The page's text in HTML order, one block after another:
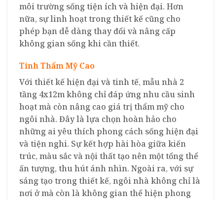
môi trường sống tiện ích và hiện đại. Hơn
nữa, sự linh hoạt trong thiết kế cũng cho
phép bạn dễ dàng thay đổi và nâng cấp
không gian sống khi cần thiết.
Tính Thẩm Mỹ Cao
Với thiết kế hiện đại và tinh tế, mẫu nhà 2
tầng 4x12m không chỉ đáp ứng nhu cầu sinh
hoạt mà còn nâng cao giá trị thẩm mỹ cho
ngôi nhà. Đây là lựa chọn hoàn hảo cho
những ai yêu thích phong cách sống hiện đại
và tiện nghi. Sự kết hợp hài hòa giữa kiến
trúc, màu sắc và nội thất tạo nên một tổng thể
ấn tượng, thu hút ánh nhìn. Ngoài ra, với sự
sáng tạo trong thiết kế, ngôi nhà không chỉ là
nơi ở mà còn là không gian thể hiện phong